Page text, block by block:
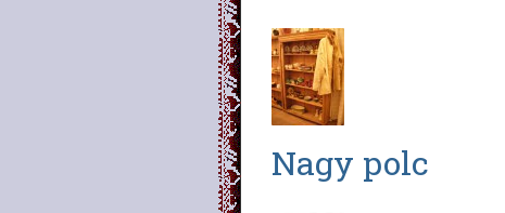
Nagy polc